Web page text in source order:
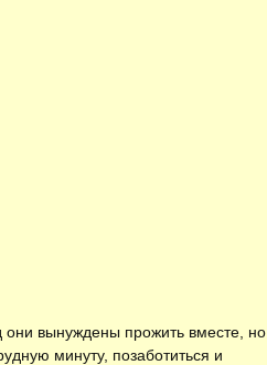
вынуждены прожить вместе, но
минуту, позаботиться и